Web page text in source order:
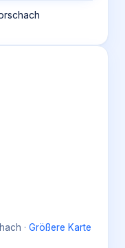
· Größere Karte